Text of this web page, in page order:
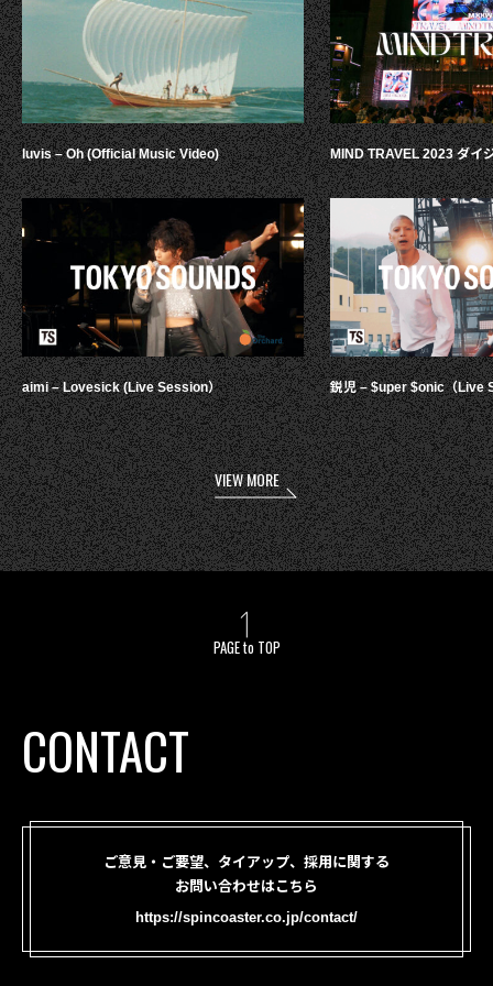
luvis – Oh (Official Music Video)
aimi – Lovesick (Live Session）
MIND TRAVEL 2023 ダイ
鋭児 – $uper $onic（Live
VIEW MORE
PAGE to TOP
CONTACT
ご意見・ご要望、タイアップ、採用に関する
お問い合わせはこちら
https://spincoaster.co.jp/contact/